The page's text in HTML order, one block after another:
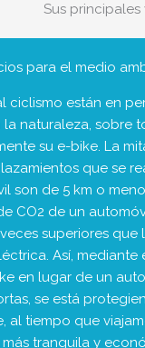
Sus principales
para el medio
ciclismo están en
naturaleza, sobre
su e-bike. La
que se
son de 5 km o
CO2 de un
superiores que
Así, mediante
en lugar de un
se está
al tiempo que
tranquila y